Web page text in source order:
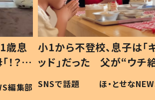
歳息
？」
編集部
小1から不登校、息子は「
ッド」だった 父が“ウチ
作り続ける理由とは #令
#令和の子
SNSで話題 ほ・とせな